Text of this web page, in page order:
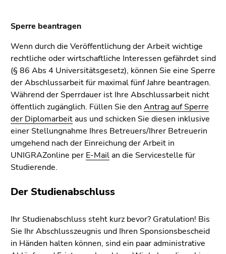
Sperre beantragen
Wenn durch die Veröffentlichung der Arbeit wichtige
rechtliche oder wirtschaftliche Interessen gefährdet sind
(§ 86 Abs 4 Universitätsgesetz), können Sie eine Sperre
der Abschlussarbeit für maximal fünf Jahre beantragen.
Während der Sperrdauer ist Ihre Abschlussarbeit nicht
öffentlich zugänglich. Füllen Sie den Antrag auf Sperre
der Diplomarbeitaus und schicken Sie diesen inklusive
einer Stellungnahme Ihres Betreuers/Ihrer Betreuerin
umgehend nach der Einreichung der Arbeit in
UNIGRAZonline per E-Mailan die Servicestelle für
Studierende.
Der Studienabschluss
Ihr Studienabschluss steht kurz bevor? Gratulation! Bis
Sie Ihr Abschlusszeugnis und Ihren Sponsionsbescheid
in Händen halten können, sind ein paar administrative